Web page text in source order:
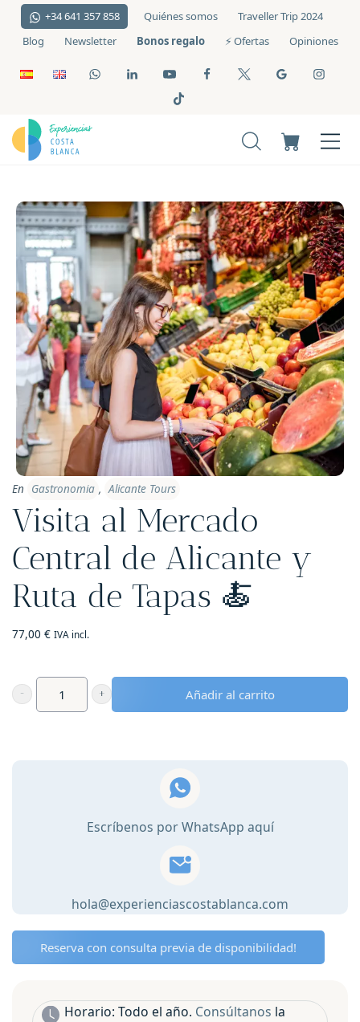
+34 641 357 858 Quiénes somos
Traveller Trip 2024
Blog
Newsletter Bonos regalo ⚡️ Ofertas Opiniones
En Gastronomia , Alicante Tours
Visita al Mercado
Central de Alicante y
Ruta de Tapas 🍝
77,00 € IVA incl.
Visita
cantidad
Añadir al carrito
Escríbenos por WhatsApp aquí
hola@experienciascostablanca.com
Reserva con consulta previa de disponibilidad!
Horario: Todo el año. Consúltanos la